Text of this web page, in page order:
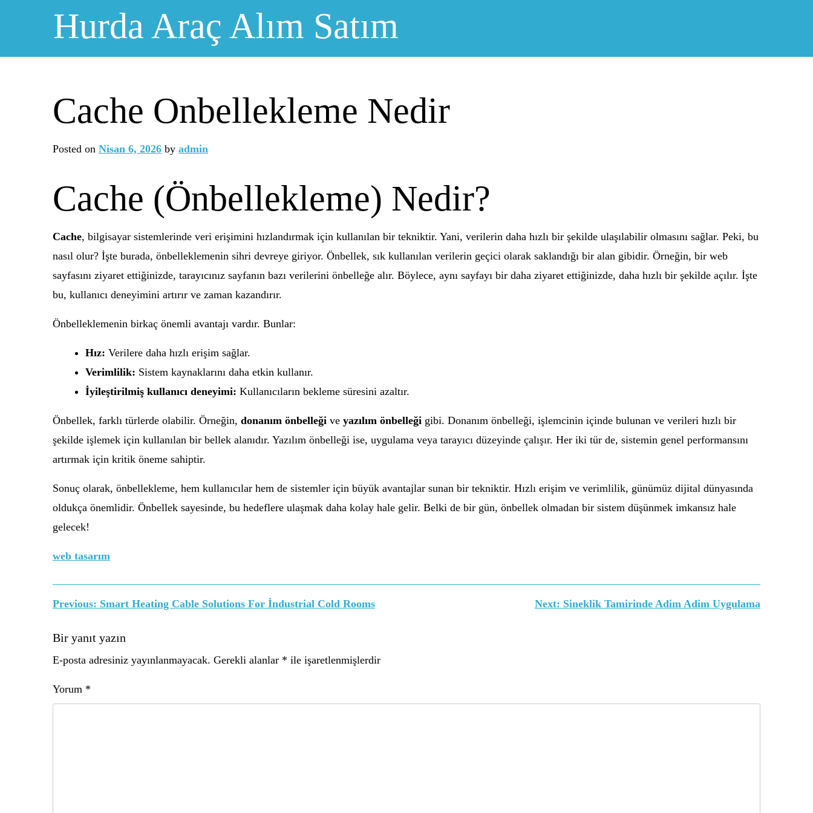
Hurda Araç Alım Satım
Cache Onbellekleme Nedir
Posted on Nisan 6, 2026 by admin
Cache (Önbellekleme) Nedir?
Cache, bilgisayar sistemlerinde veri erişimini hızlandırmak için kullanılan bir tekniktir. Yani, verilerin daha hızlı bir şekilde ulaşılabilir olmasını sağlar. Peki, bu
nasıl olur? İşte burada, önbelleklemenin sihri devreye giriyor. Önbellek, sık kullanılan verilerin geçici olarak saklandığı bir alan gibidir. Örneğin, bir web
sayfasını ziyaret ettiğinizde, tarayıcınız sayfanın bazı verilerini önbelleğe alır. Böylece, aynı sayfayı bir daha ziyaret ettiğinizde, daha hızlı bir şekilde açılır. İşte
bu, kullanıcı deneyimini artırır ve zaman kazandırır.
Önbelleklemenin birkaç önemli avantajı vardır. Bunlar:
Hız: Verilere daha hızlı erişim sağlar.
Verimlilik: Sistem kaynaklarını daha etkin kullanır.
İyileştirilmiş kullanıcı deneyimi: Kullanıcıların bekleme süresini azaltır.
Önbellek, farklı türlerde olabilir. Örneğin, donanım önbelleği ve yazılım önbelleği gibi. Donanım önbelleği, işlemcinin içinde bulunan ve verileri hızlı bir
şekilde işlemek için kullanılan bir bellek alanıdır. Yazılım önbelleği ise, uygulama veya tarayıcı düzeyinde çalışır. Her iki tür de, sistemin genel performansını
artırmak için kritik öneme sahiptir.
Sonuç olarak, önbellekleme, hem kullanıcılar hem de sistemler için büyük avantajlar sunan bir tekniktir. Hızlı erişim ve verimlilik, günümüz dijital dünyasında
oldukça önemlidir. Önbellek sayesinde, bu hedeflere ulaşmak daha kolay hale gelir. Belki de bir gün, önbellek olmadan bir sistem düşünmek imkansız hale
gelecek!
web tasarım
Yazı
gezinmesi
Previous: Smart Heating Cable Solutions For İndustrial Cold Rooms Next: Sineklik Tamirinde Adim Adim Uygulama
Bir yanıt yazın
E-posta adresiniz yayınlanmayacak. Gerekli alanlar * ile işaretlenmişlerdir
Yorum *